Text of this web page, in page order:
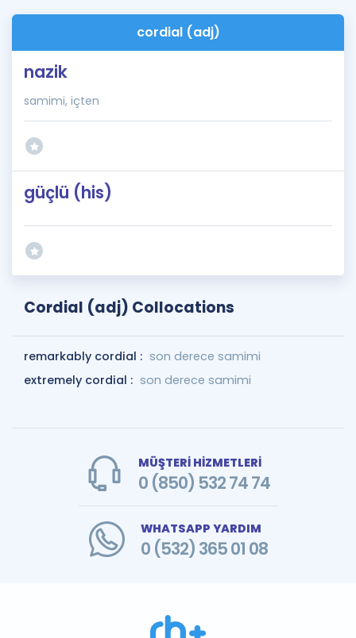
cordial (adj)
nazik
samimi, içten
güçlü (his)
Cordial (adj) Collocations
remarkably cordial : son derece samimi
extremely cordial : son derece samimi
MÜŞTERİ HİZMETLERİ
0 (850) 532 74 74
WHATSAPP YARDIM
0 (532) 365 01 08